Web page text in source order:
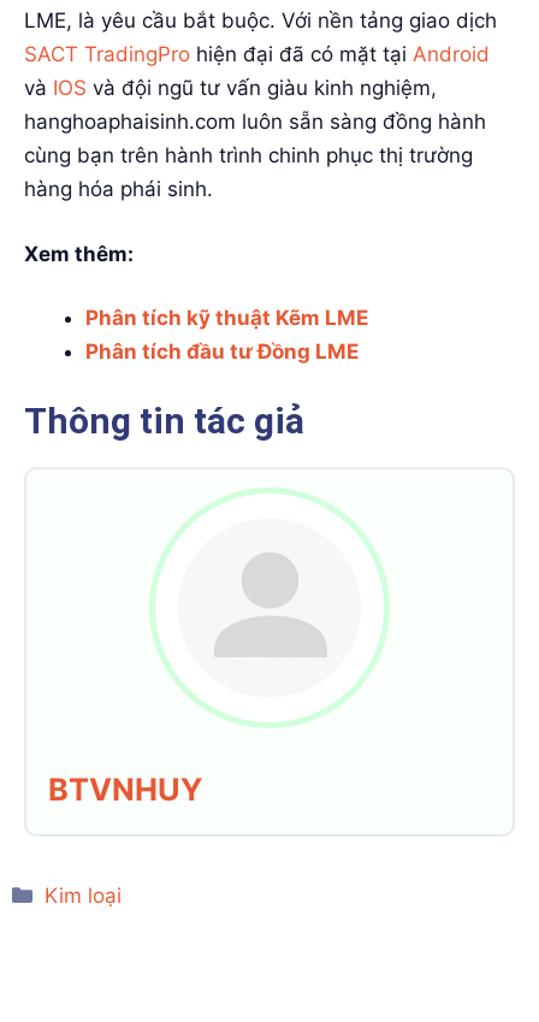
LME, là yêu cầu bắt buộc. Với nền tảng giao dịch
SACT TradingPro hiện đại đã có mặt tại Android
và IOS và đội ngũ tư vấn giàu kinh nghiệm,
hanghoaphaisinh.com luôn sẵn sàng đồng hành
cùng bạn trên hành trình chinh phục thị trường
hàng hóa phái sinh.
Xem thêm:
Phân tích kỹ thuật Kẽm LME
Phân tích đầu tư Đồng LME
Thông tin tác giả
BTVNHUY
Categories
Kim loại